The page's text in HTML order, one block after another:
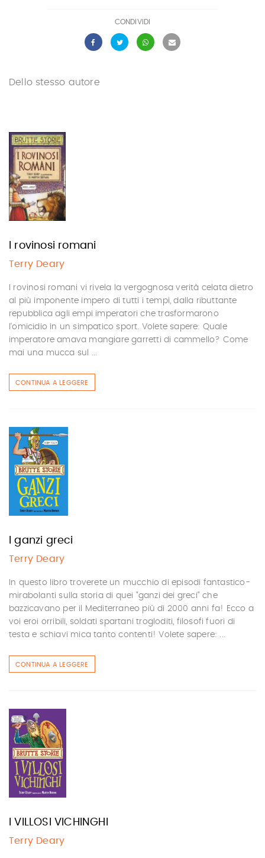
CONDIVIDI
Dello stesso autore
I rovinosi romani
Terry Deary
I rovinosi romani vi rivela la vergognosa verità celata dietro
al più imponente impero di tutti i tempi, dalla ributtante
repubblica agli empi imperatori che trasformarono
l'omicidio in un simpatico sport. Volete sapere: Quale
imperatore amava mangiare garretti di cammello? Come
mai una mucca sul ...
CONTINUA A LEGGERE
I ganzi greci
Terry Deary
In questo libro troverete un mucchio di episodi fantastico-
mirabolanti sulla storia di quei "ganzi dei greci" che
bazzicavano per il Mediterraneo più di 2000 anni fa! Ecco a
voi eroi orribili, soldati spartani trogloditi, filosofi fuori di
testa e schiavi mica tanto contenti! Volete sapere: ...
CONTINUA A LEGGERE
I VILLOSI VICHINGHI
Terry Deary